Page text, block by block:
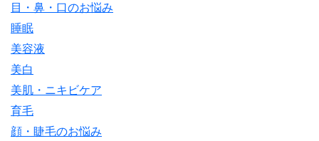
目・鼻・口のお悩み
睡眠
美容液
美白
美肌・ニキビケア
育毛
顔・睫毛のお悩み